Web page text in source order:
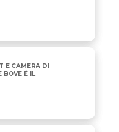
DI COMMERCIO:
E CAMERA DI
BOVE È IL